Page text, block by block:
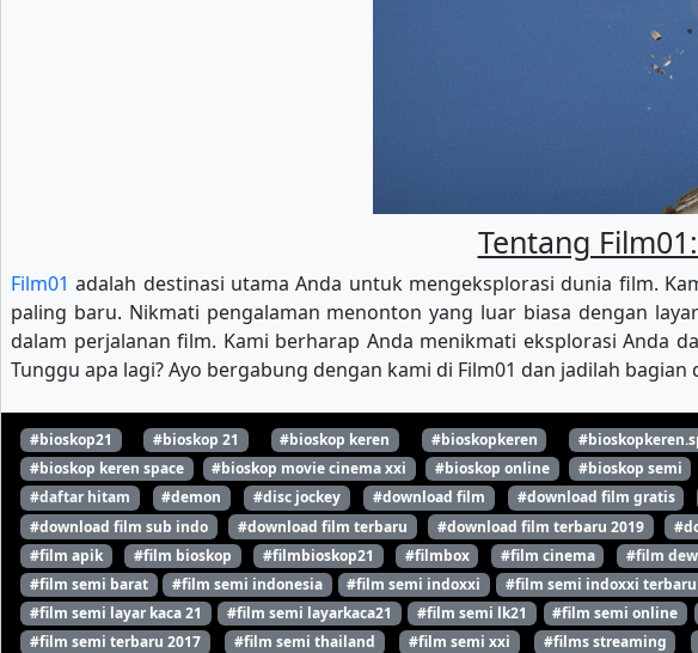
Tentang
Film01 adalah destinasi utama Anda untuk mengeksplorasi dunia film.
paling baru. Nikmati pengalaman menonton yang luar biasa dengan
dalam perjalanan film. Kami berharap Anda menikmati eksplorasi Anda
Tunggu apa lagi? Ayo bergabung dengan kami di Film01 dan jadilah
#bioskop21 #bioskop 21 #bioskop keren #bioskopkeren
#bioskop keren space
#bioskop movie cinema xxi #bioskop online #bioskop semi
#daftar hitam
#demon #disc jockey #download film #download film gratis
#download film sub indo
#download film terbaru #download film terbaru 2019
#film apik
#film bioskop #filmbioskop21 #filmbox #film cinema #film
#film semi barat
#film semi indonesia #film semi indoxxi #film semi indoxxi terbaru
#film semi layar kaca 21
#film semi layarkaca21 #film semi lk21 #film semi online
#film semi terbaru 2017
#film semi thailand #film semi xxi #films streaming